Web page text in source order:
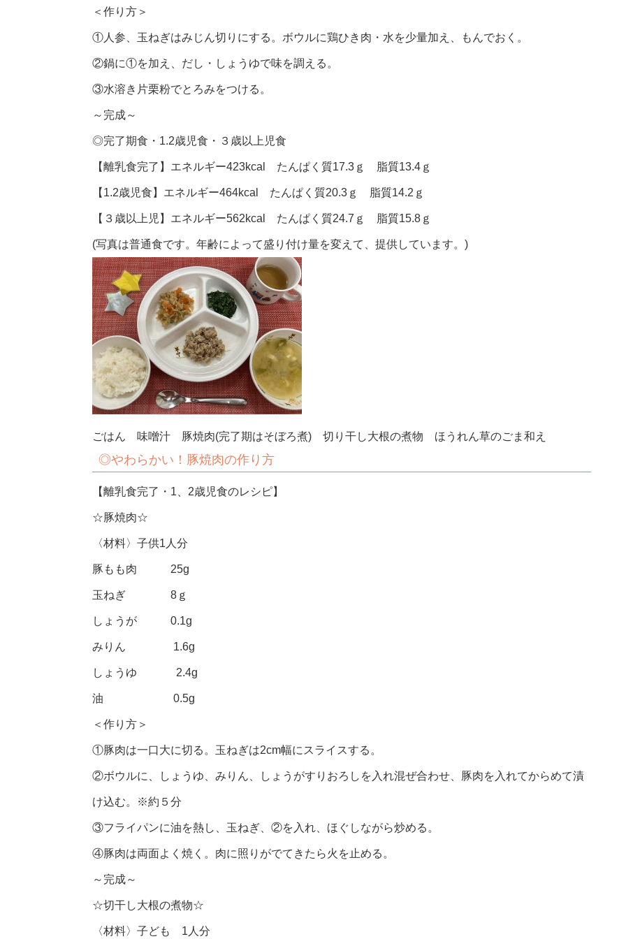
＜作り方＞
①人参、玉ねぎはみじん切りにする。ボウルに鶏ひき肉・水を少量加え、もんでおく。
②鍋に①を加え、だし・しょうゆで味を調える。
③水溶き片栗粉でとろみをつける。
～完成～
◎完了期食・1.2歳児食・３歳以上児食
【離乳食完了】エネルギー423kcal たんぱく質17.3ｇ 脂質13.4ｇ
【1.2歳児食】エネルギー464kcal たんぱく質20.3ｇ 脂質14.2ｇ
【３歳以上児】エネルギー562kcal たんぱく質24.7ｇ 脂質15.8ｇ
(写真は普通食です。年齢によって盛り付け量を変えて、提供しています。)
ごはん 味噌汁 豚焼肉(完了期はそぼろ煮) 切り干し大根の煮物 ほうれん草のごま和え
◎やわらかい！豚焼肉の作り方
【離乳食完了・1、2歳児食のレシピ】
☆豚焼肉☆
〈材料〉子供1人分
豚もも肉 25g
玉ねぎ 8ｇ
しょうが 0.1g
みりん 1.6g
しょうゆ 2.4g
油 0.5g
＜作り方＞
①豚肉は一口大に切る。玉ねぎは2cm幅にスライスする。
②ボウルに、しょうゆ、みりん、しょうがすりおろしを入れ混ぜ合わせ、豚肉を入れてからめて漬
け込む。※約５分
③フライパンに油を熱し、玉ねぎ、②を入れ、ほぐしながら炒める。
④豚肉は両面よく焼く。肉に照りがでてきたら火を止める。
～完成～
☆切干し大根の煮物☆
〈材料〉子ども 1人分